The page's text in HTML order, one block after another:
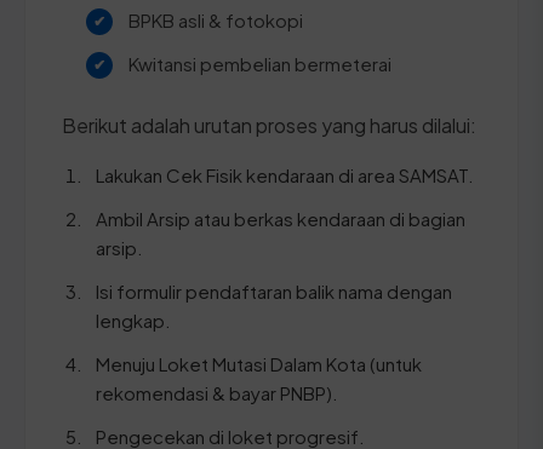
BPKB asli & fotokopi
Kwitansi pembelian bermeterai
Berikut adalah urutan proses yang harus dilalui:
Lakukan Cek Fisik kendaraan di area SAMSAT.
Ambil Arsip atau berkas kendaraan di bagian
arsip.
Isi formulir pendaftaran balik nama dengan
lengkap.
Menuju Loket Mutasi Dalam Kota (untuk
rekomendasi & bayar PNBP).
Pengecekan di loket progresif.